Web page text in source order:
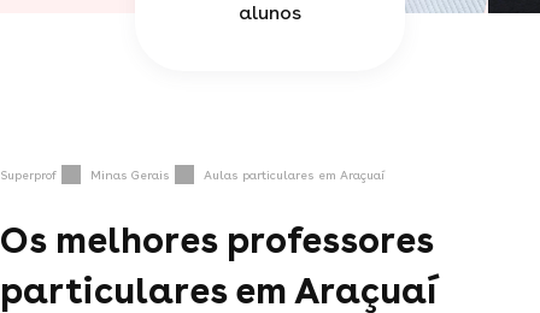
alunos
Superprof Minas Gerais Aulas particulares em Araçuaí
Os melhores professores
particulares em Araçuaí